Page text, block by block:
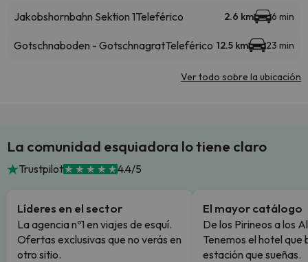
Jakobshornbahn Sektion 1Teleférico 2.6 km 6 min
Gotschnaboden - GotschnagratTeleférico 12.5 km 23 min
Ver todo sobre la ubicación
La comunidad esquiadora lo tiene claro
Trustpilot 4.4/5
Líderes en el sector
La agencia nº1 en viajes de esquí.
Ofertas exclusivas que no verás en
otro sitio.
El mayor catálogo
De los Pirineos a los
Tenemos el hotel que
estación que sueñas.